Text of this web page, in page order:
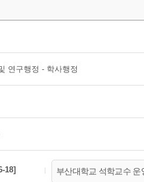
연구행정 - 학사행정
18] 부산대학교 석학교수 운